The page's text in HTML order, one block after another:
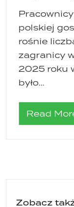
polskiej
rośnie
zagranicy
2025 roku
było...
Read
Zobacz